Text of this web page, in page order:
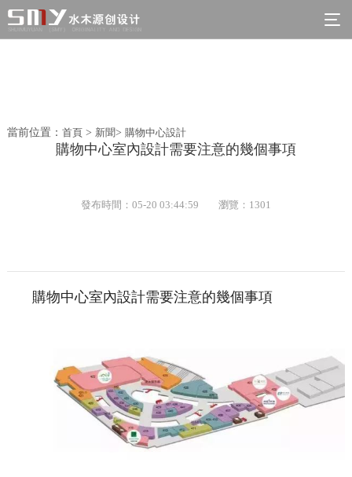
當前位置： 首頁> 新聞> 購物中心設計
購物中心室內設計需要注意的幾個事項
發布時間：05-20 03:44:59 瀏覽：1301
購物中心室內設計需要注意的幾個事項